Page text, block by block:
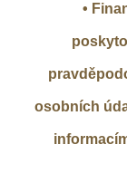
•
osobních